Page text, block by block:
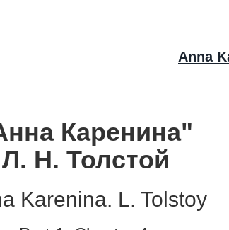
Anna
Каренина"
Л. Н. Толстой
Karenina. L. Tolstoy